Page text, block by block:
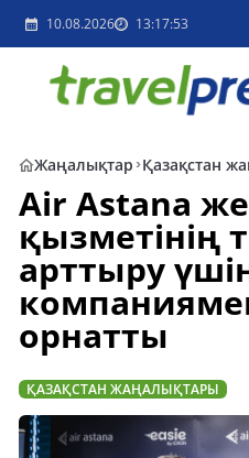
10.08.2026 13:17:53
Жаңалықтар Қазақстан
Air Astana
қызметінің
арттыру
орнатты
ҚАЗАҚСТАН ЖАҢАЛЫҚТАРЫ